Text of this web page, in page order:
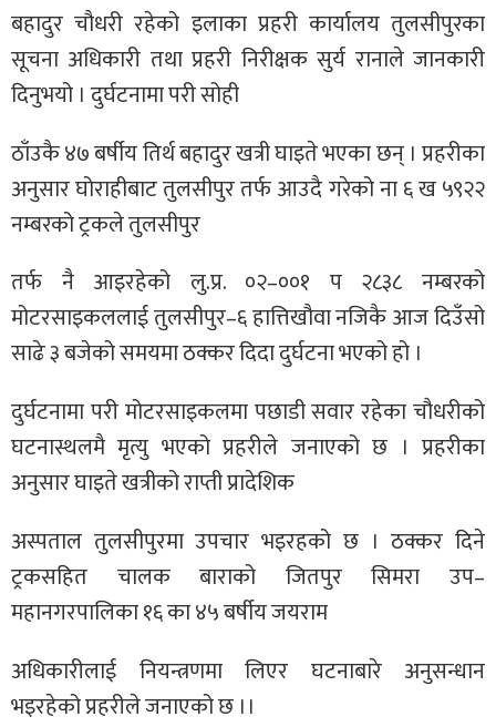
बहादुर चौधरी रहेको इलाका प्रहरी कार्यालय तुलसीपुरका
सूचना अधिकारी तथा प्रहरी निरीक्षक सुर्य रानाले जानकारी
दिनुभयो । दुर्घटनामा परी सोही
ठाँउकै ४७ बर्षीय तिर्थ बहादुर खत्री घाइते भएका छन् । प्रहरीका
अनुसार घोराहीबाट तुलसीपुर तर्फ आउदै गरेको ना ६ ख ५९२२
नम्बरको ट्रकले तुलसीपुर
तर्फ नै आइरहेको लु.प्र. ०२–००१ प २८३८ नम्बरको
मोटरसाइकललाई तुलसीपुर–६ हात्तिखौवा नजिकै आज दिउँसो
साढे ३ बजेको समयमा ठक्कर दिदा दुर्घटना भएको हो ।
दुर्घटनामा परी मोटरसाइकलमा पछाडी सवार रहेका चौधरीको
घटनास्थलमै मृत्यु भएको प्रहरीले जनाएको छ । प्रहरीका
अनुसार घाइते खत्रीको राप्ती प्रादेशिक
अस्पताल तुलसीपुरमा उपचार भइरहको छ । ठक्कर दिने
ट्रकसहित चालक बाराको जितपुर सिमरा उप–
महानगरपालिका १६ का ४५ बर्षीय जयराम
अधिकारीलाई नियन्त्रणमा लिएर घटनाबारे अनुसन्धान
भइरहेको प्रहरीले जनाएको छ ।।